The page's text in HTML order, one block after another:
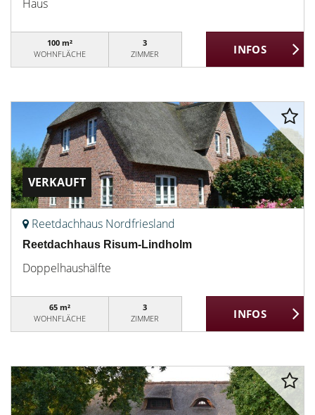
Haus
100 m²
WOHNFLÄCHE
3
ZIMMER
VERKAUFT
Reetdachhaus Nordfriesland
Reetdachhaus Risum-Lindholm
Doppelhaushälfte
65 m²
WOHNFLÄCHE
3
ZIMMER